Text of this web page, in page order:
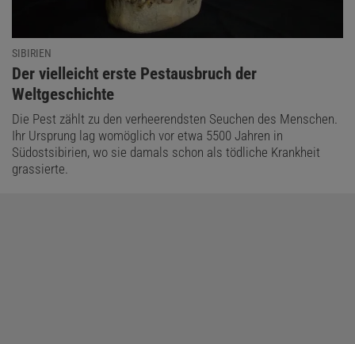
SIBIRIEN
:
Der vielleicht erste Pestausbruch der
Weltgeschichte
Die Pest zählt zu den verheerendsten Seuchen des Menschen.
Ihr Ursprung lag womöglich vor etwa 5500 Jahren in
Südostsibirien, wo sie damals schon als tödliche Krankheit
grassierte.